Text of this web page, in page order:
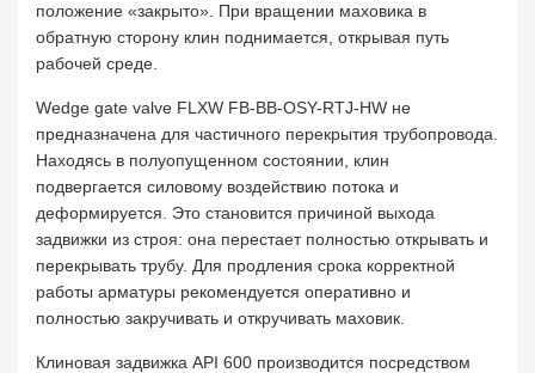
положение «закрыто». При вращении маховика в
обратную сторону клин поднимается, открывая путь
рабочей среде.
Wedge gate valve FLXW FB-BB-OSY-RTJ-HW не
предназначена для частичного перекрытия трубопровода.
Находясь в полуопущенном состоянии, клин
подвергается силовому воздействию потока и
деформируется. Это становится причиной выхода
задвижки из строя: она перестает полностью открывать и
перекрывать трубу. Для продления срока корректной
работы арматуры рекомендуется оперативно и
полностью закручивать и откручивать маховик.
Клиновая задвижка API 600 производится посредством